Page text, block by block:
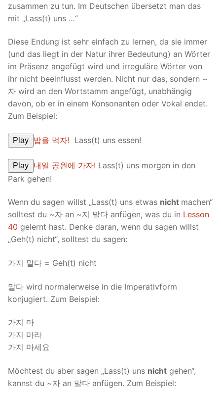
zusammen zu tun. Im Deutschen übersetzt man das
mit „Lass(t) uns …“
Diese Endung ist sehr einfach zu lernen, da sie immer
(und das liegt in der Natur ihrer Bedeutung) an Wörter
im Präsenz angefügt wird und irreguläre Wörter von
ihr nicht beeinflusst werden. Nicht nur das, sondern ~
자 wird an den Wortstamm angefügt, unabhängig
davon, ob er in einem Konsonanten oder Vokal endet.
Zum Beispiel:
Play 밥을 먹자! Lass(t) uns essen!
Play 내일 공원에 가자! Lass(t) uns morgen in den
Park gehen!
Wenn du sagen willst „Lass(t) uns etwas nicht machen“
solltest du ~자 an ~지 말다 anfügen, was du in Lesson
40 gelernt hast. Denke daran, wenn du sagen willst
„Geh(t) nicht“, solltest du sagen:
가지 말다 = Geh(t) nicht
말다 wird normalerweise in die Imperativform
konjugiert. Zum Beispiel:
가지 마
가지 마라
가지 마세요
Möchtest du aber sagen „Lass(t) uns nicht gehen“,
kannst du ~자 an 말다 anfügen. Zum Beispiel: